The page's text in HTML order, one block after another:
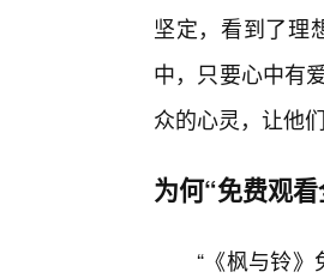
坚定，看到了理
中，只要心中有
众的心灵，让他
为何“免费观
“《枫与铃